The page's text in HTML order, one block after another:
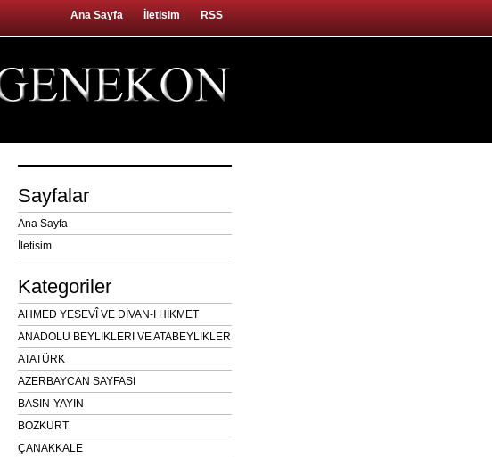
Ana Sayfa İletisim RSS
Sayfalar
Ana Sayfa
İletisim
Kategoriler
AHMED YESEVÎ VE DİVAN-I HİKMET
ANADOLU BEYLİKLERİ VE ATABEYLİKLER
ATATÜRK
AZERBAYCAN SAYFASI
BASIN-YAYIN
BOZKURT
ÇANAKKALE